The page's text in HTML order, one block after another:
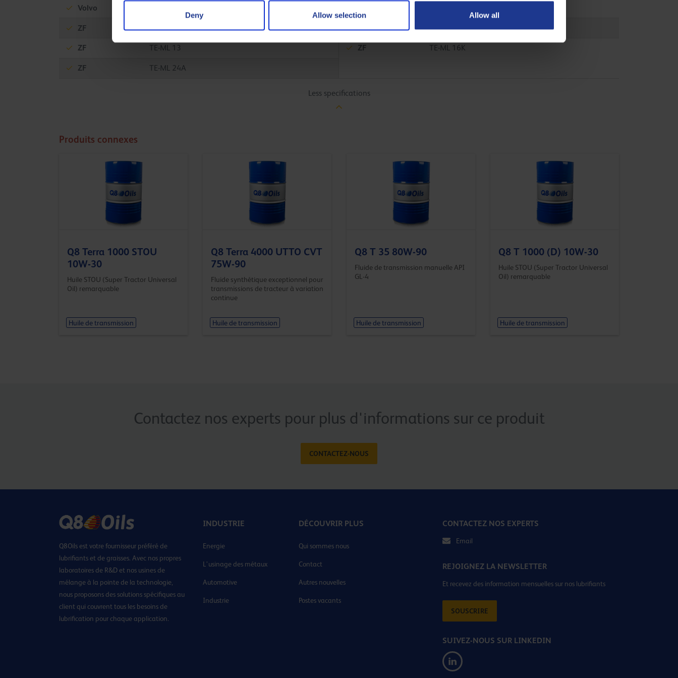
Deny Allow selection Allow all
Volvo
ZF TE-ML 02L ZF TE-ML 08
ZF TE-ML 13 ZF TE-ML 16K
ZF TE-ML 24A
Less specifications
Produits connexes
Q8 Terra 1000 STOU
10W-30
Huile STOU (Super Tractor Universal
Oil) remarquable
Huile de transmission
Q8 Terra 4000 UTTO CVT
75W-90
Fluide synthétique exceptionnel pour
transmissions de tracteur à variation
continue
Huile de transmission
Q8 T 35 80W-90
Fluide de transmission manuelle API
GL-4
Huile de transmission
Q8 T 1000 (D) 10W-30
Huile STOU (Super Tractor Universal
Oil) remarquable
Huile de transmission
Contactez nos experts pour plus d'informations sur ce produit
CONTACTEZ-NOUS
Q8Oils est votre fournisseur préféré de
lubrifiants et de graisses. Avec nos propres
laboratoires de R&D et nos usines de
mélange à la pointe de la technologie,
nous proposons des solutions spécifiques au
client qui couvrent tous les besoins de
lubrification pour chaque application.
INDUSTRIE
Energie
L’usinage des métaux
Automotive
Industrie
DÉCOUVRIR PLUS
Qui sommes nous
Contact
Autres nouvelles
Postes vacants
CONTACTEZ NOS EXPERTS
Email
REJOIGNEZ LA NEWSLETTER
Et recevez des information mensuelles sur nos lubrifiants
SOUSCRIRE
SUIVEZ-NOUS SUR LINKEDIN